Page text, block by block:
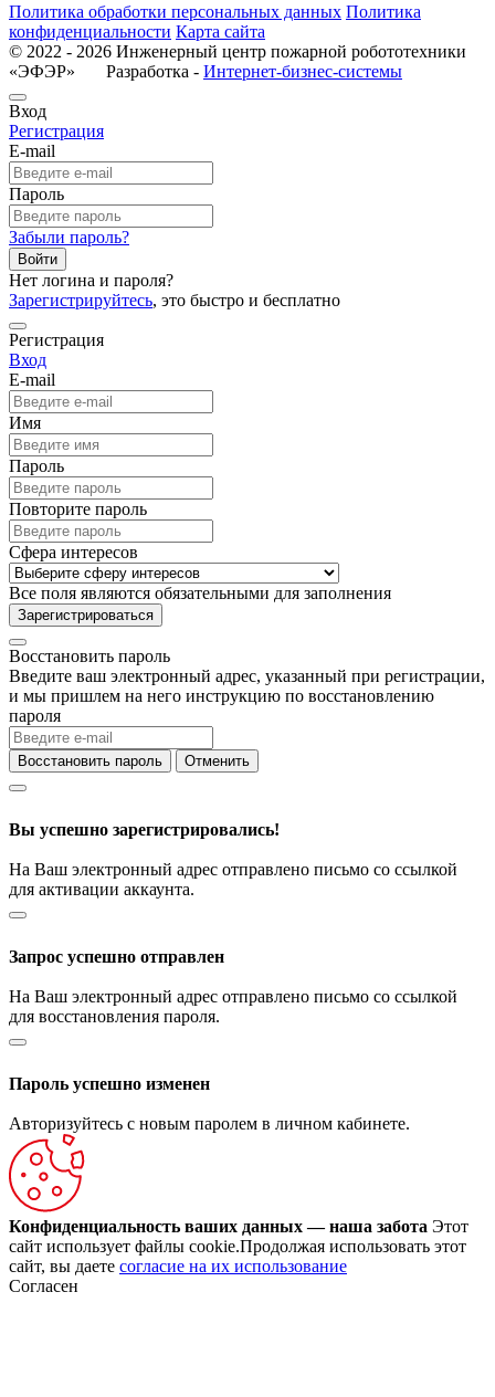
Политика обработки персональных данных Политика
конфиденциальности Карта сайта
© 2022 - 2026 Инженерный центр пожарной робототехники
«ЭФЭР» Разработка - Интернет-бизнес-системы
Вход
Регистрация
E-mail
Пароль
Забыли пароль?
Войти
Нет логина и пароля?
Зарегистрируйтесь, это быстро и бесплатно
Регистрация
Вход
E-mail
Имя
Пароль
Повторите пароль
Сфера интересов
Все поля являются обязательными для заполнения
Зарегистрироваться
Восстановить пароль
Введите ваш электронный адрес, указанный при регистрации,
и мы пришлем на него инструкцию по восстановлению
пароля
Восстановить пароль Отменить
Вы успешно зарегистрировались!
На Ваш электронный адрес отправлено письмо со ссылкой
для активации аккаунта.
Запрос успешно отправлен
На Ваш электронный адрес отправлено письмо со ссылкой
для восстановления пароля.
Пароль успешно изменен
Авторизуйтесь с новым паролем в личном кабинете.
Конфиденциальность ваших данных — наша забота Этот
сайт использует файлы cookie.Продолжая использовать этот
сайт, вы даете согласие на их использование
Согласен